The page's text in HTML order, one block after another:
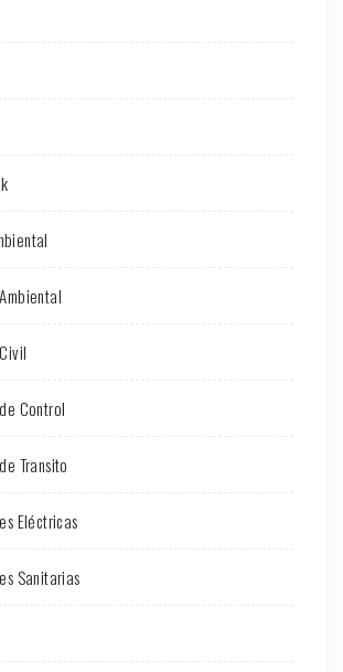
Control
Transito
Eléctricas
Sanitarias